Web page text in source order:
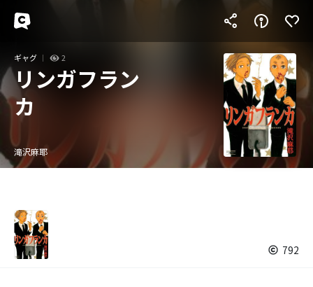
ギャグ 2
リンガフラン
カ
滝沢麻耶
792